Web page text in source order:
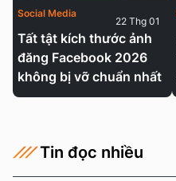
Tất tật kích thước ảnh
đăng Facebook 2026
không bị vỡ chuẩn nhất
Social Media
22 Thg 01
Tin đọc nhiều